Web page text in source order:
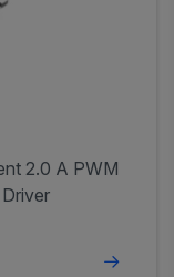
2.0 A PWM